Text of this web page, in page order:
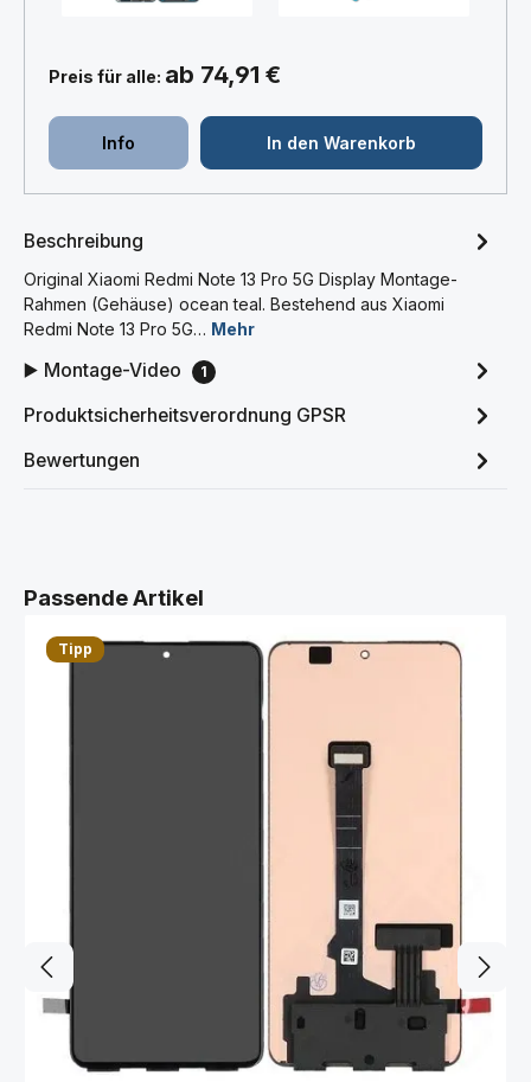
Preis für alle: ab 74,91 €
Info In den Warenkorb
Beschreibung
Original Xiaomi Redmi Note 13 Pro 5G Display Montage-
Rahmen (Gehäuse) ocean teal. Bestehend aus Xiaomi
Redmi Note 13 Pro 5G… Mehr
▶️ Montage-Video 1
Produktsicherheitsverordnung GPSR
Bewertungen
Produktgalerie überspringen
Passende Artikel
Tipp